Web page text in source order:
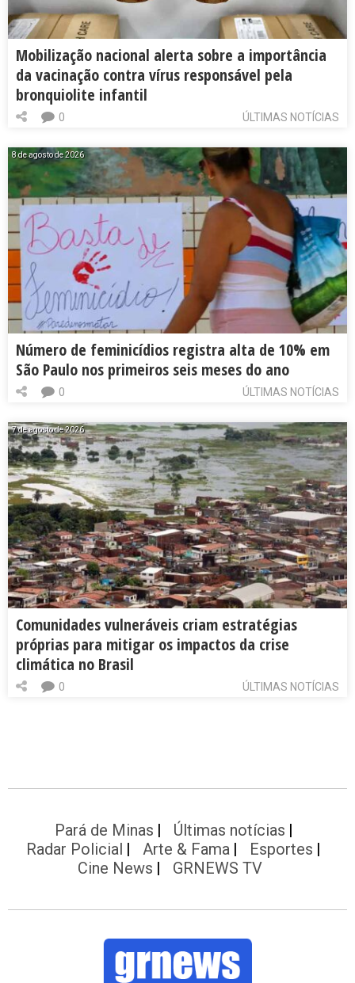
Mobilização nacional alerta sobre a importância
da vacinação contra vírus responsável pela
bronquiolite infantil
ÚLTIMAS NOTÍCIAS
0
8 de agosto de 2026
Número de feminicídios registra alta de 10% em
São Paulo nos primeiros seis meses do ano
ÚLTIMAS NOTÍCIAS
0
7 de agosto de 2026
Comunidades vulneráveis criam estratégias
próprias para mitigar os impactos da crise
climática no Brasil
ÚLTIMAS NOTÍCIAS
0
Pará de Minas
Últimas notícias
Radar Policial
Arte & Fama
Esportes
Cine News
GRNEWS TV